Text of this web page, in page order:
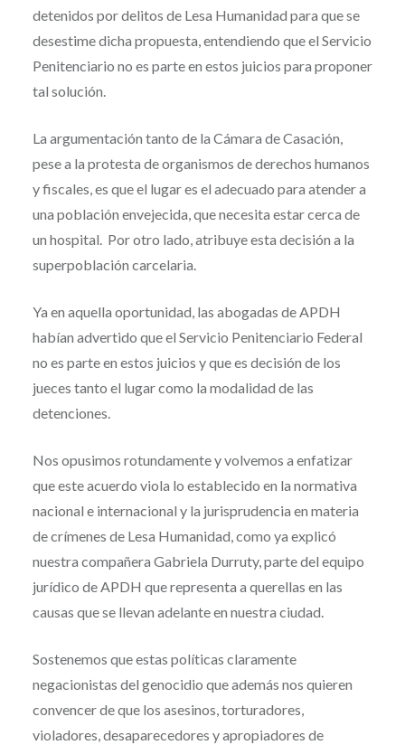
detenidos por delitos de Lesa Humanidad para que se
desestime dicha propuesta, entendiendo que el Servicio
Penitenciario no es parte en estos juicios para proponer
tal solución.
La argumentación tanto de la Cámara de Casación,
pese a la protesta de organismos de derechos humanos
y fiscales, es que el lugar es el adecuado para atender a
una población envejecida, que necesita estar cerca de
un hospital. Por otro lado, atribuye esta decisión a la
superpoblación carcelaria.
Ya en aquella oportunidad, las abogadas de APDH
habían advertido que el Servicio Penitenciario Federal
no es parte en estos juicios y que es decisión de los
jueces tanto el lugar como la modalidad de las
detenciones.
Nos opusimos rotundamente y volvemos a enfatizar
que este acuerdo viola lo establecido en la normativa
nacional e internacional y la jurisprudencia en materia
de crímenes de Lesa Humanidad, como ya explicó
nuestra compañera Gabriela Durruty, parte del equipo
jurídico de APDH que representa a querellas en las
causas que se llevan adelante en nuestra ciudad.
Sostenemos que estas políticas claramente
negacionistas del genocidio que además nos quieren
convencer de que los asesinos, torturadores,
violadores, desaparecedores y apropiadores de